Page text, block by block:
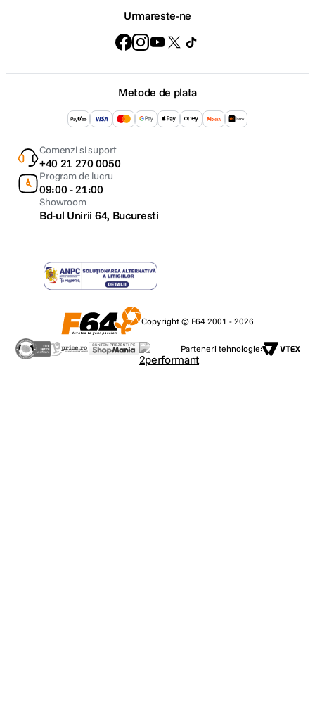
Urmareste-ne
Metode de plata
Comenzi si suport
+40 21 270 0050
Program de lucru
09:00 - 21:00
Showroom
Bd-ul Unirii 64, Bucuresti
Copyright © F64 2001 - 2026
Parteneri tehnologie: